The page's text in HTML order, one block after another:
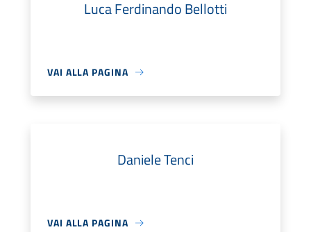
Luca Ferdinando Bellotti
VAI ALLA PAGINA
Daniele Tenci
VAI ALLA PAGINA